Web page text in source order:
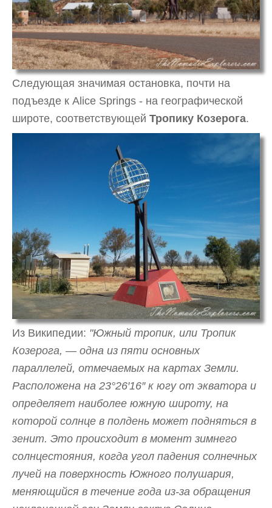
Следующая значимая остановка, почти на
подъезде к Alice Springs - на географической
широте, соответствующей Тропику Козерога.
Из Википедии: "Южный тропик, или Тропик
Козерога, — одна из пяти основных
параллелей, отмечаемых на картах Земли.
Расположена на 23°26′16″ к югу от экватора и
определяет наиболее южную широту, на
которой солнце в полдень может подняться в
зенит. Это происходит в момент зимнего
солнцестояния, когда угол падения солнечных
лучей на поверхность Южного полушария,
меняющийся в течение года из-за обращения